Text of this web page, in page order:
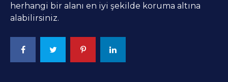
herhangi bir alanı en iyi şekilde koruma altına
alabilirsiniz.